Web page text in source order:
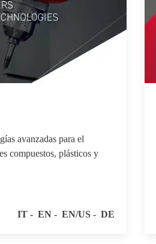
avanzadas para el
compuestos, plásticos y
IT EN EN/US DE